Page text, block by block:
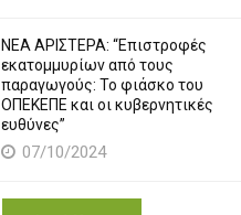
ΝΕΑ ΑΡΙΣΤΕΡΑ: “Επιστροφές
εκατομμυρίων από τους
παραγωγούς: Το φιάσκο του
ΟΠΕΚΕΠΕ και οι κυβερνητικές
ευθύνες”
07/10/2024